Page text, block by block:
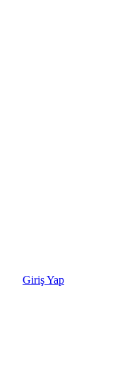
Giriş Yap